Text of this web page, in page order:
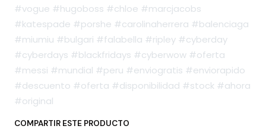
#vogue #hugoboss #chloe #marcjacobs
#katespade #porshe #carolinaherrera #balenciaga
#miumiu #bulgari #falabella #ripley #cyberday
#cyberdays #blackfridays #cyberwow #oferta
#messi #mundial #peru #enviogratis #enviorapido
#descuento #oferta #disponibilidad #stock #ahora
#original
COMPARTIR ESTE PRODUCTO